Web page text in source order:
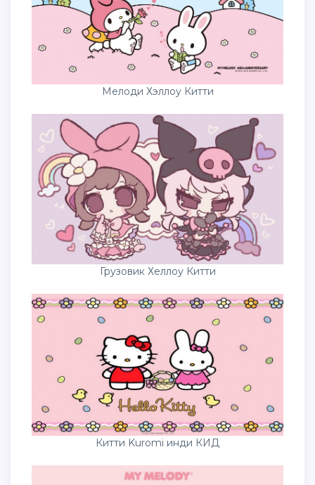
Мелоди Хэллоу Китти
Грузовик Хеллоу Китти
Китти Kuromi инди КИД